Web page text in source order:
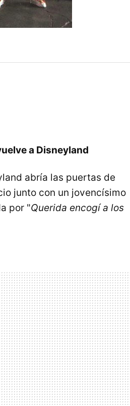
a Disneyland
abría las puertas de
junto con un jovencísimo
por "Querida encogí a los